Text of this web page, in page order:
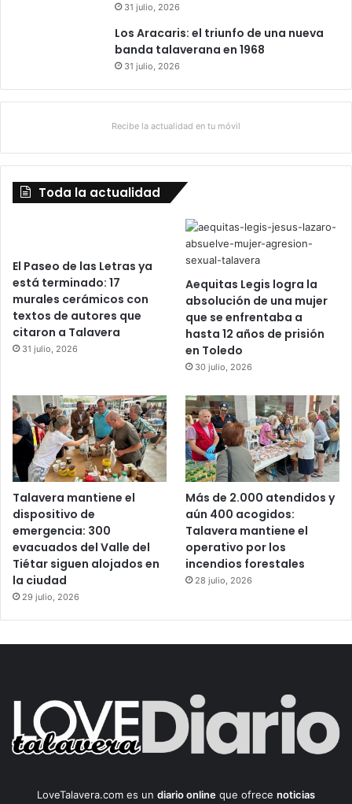
31 julio, 2026
Los Aracaris: el triunfo de una nueva
banda talaverana en 1968
31 julio, 2026
Recibe la actualidad en tu móvil
Toda la actualidad
El Paseo de las Letras ya
está terminado: 17
murales cerámicos con
textos de autores que
citaron a Talavera
31 julio, 2026
Aequitas Legis logra la
absolución de una mujer
que se enfrentaba a
hasta 12 años de prisión
en Toledo
30 julio, 2026
Talavera mantiene el
dispositivo de
emergencia: 300
evacuados del Valle del
Tiétar siguen alojados en
la ciudad
29 julio, 2026
Más de 2.000 atendidos y
aún 400 acogidos:
Talavera mantiene el
operativo por los
incendios forestales
28 julio, 2026
LoveTalavera.com es un diario online que ofrece noticias